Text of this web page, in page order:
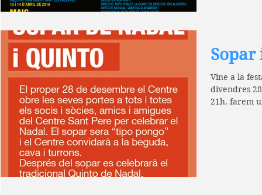
Sopar
Vine a la
divendres
21h. farem